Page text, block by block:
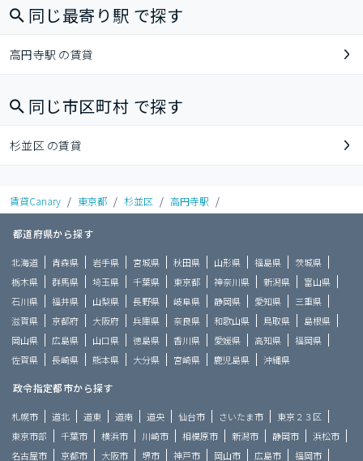
同じ最寄り駅 で探す
高円寺駅 の賃貸
同じ市区町村 で探す
杉並区 の賃貸
賃貸Canary / 東京都 / 杉並区 / 高円寺駅 /
都道府県から探す
北海道 青森県 岩手県 宮城県 秋田県 山形県 福島県
茨城県
栃木県
群馬県 埼玉県 千葉県 東京都 神奈川県 新潟県
富山県
石川県
福井県 山梨県 長野県 岐阜県 静岡県 愛知県
三重県
滋賀県
京都府 大阪府 兵庫県 奈良県 和歌山県 鳥取県
島根県
岡山県
広島県 山口県 徳島県 香川県 愛媛県 高知県
福岡県
佐賀県
長崎県 熊本県 大分県 宮崎県 鹿児島県 沖縄県
政令指定都市から探す
札幌市 道北 道東 道南 道央 仙台市 さいたま市
東京２３区
東京市部
千葉市 横浜市 川崎市 相模原市 新潟市 静岡市
浜松市
名古屋市
京都市 大阪市 堺市 神戸市 岡山市 広島市 福岡市